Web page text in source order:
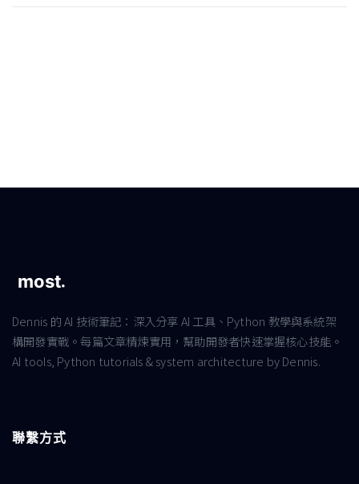
Dennis 的 AI 技術筆記：深入分享 AI 工具、Python 教學與系統架
構開發實戰。每篇文章精煉實用，幫助開發者快速掌握核心技能。
AI tools, Python tutorials & system architecture by Dennis.
聯繫方式